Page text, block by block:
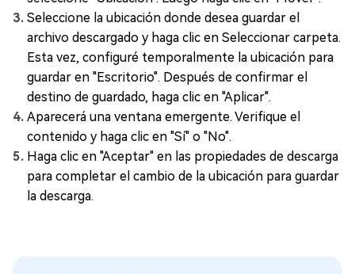
Seleccione la ubicación donde desea guardar el
archivo descargado y haga clic en Seleccionar carpeta.
Esta vez, configuré temporalmente la ubicación para
guardar en "Escritorio". Después de confirmar el
destino de guardado, haga clic en "Aplicar".
Aparecerá una ventana emergente. Verifique el
contenido y haga clic en "Sí" o "No".
Haga clic en "Aceptar" en las propiedades de descarga
para completar el cambio de la ubicación para guardar
la descarga.